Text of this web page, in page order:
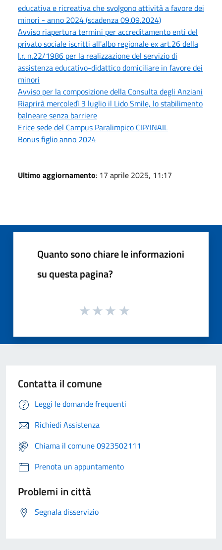
educativa e ricreativa che svolgono attività a favore dei
minori - anno 2024 (scadenza 09.09.2024)
Avviso riapertura termini per accreditamento enti del
privato sociale iscritti all'albo regionale ex art.26 della
l.r. n.22/1986 per la realizzazione del servizio di
assistenza educativo-didattico domiciliare in favore dei
minori
Avviso per la composizione della Consulta degli Anziani
Riaprirà mercoledì 3 luglio il Lido Smile, lo stabilimento
balneare senza barriere
Erice sede del Campus Paralimpico CIP/INAIL
Bonus figlio anno 2024
Ultimo aggiornamento: 17 aprile 2025, 11:17
Quanto sono chiare le informazioni
su questa pagina?
Contatta il comune
Leggi le domande frequenti
Richiedi Assistenza
Chiama il comune 0923502111
Prenota un appuntamento
Problemi in città
Segnala disservizio